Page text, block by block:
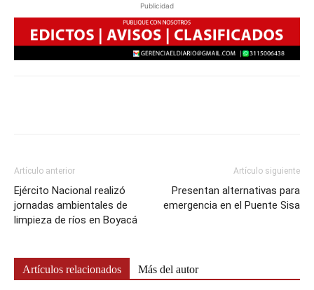
Publicidad
Artículo anterior
Ejército Nacional realizó
jornadas ambientales de
limpieza de ríos en Boyacá
Artículo siguiente
Presentan alternativas para
emergencia en el Puente Sisa
Artículos relacionados Más del autor